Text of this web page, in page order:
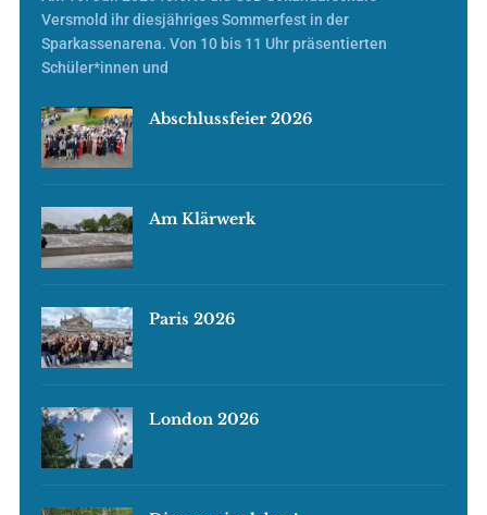
Versmold ihr diesjähriges Sommerfest in der
Sparkassenarena. Von 10 bis 11 Uhr präsentierten
Schüler*innen und
Abschlussfeier 2026
Am Klärwerk
Paris 2026
London 2026